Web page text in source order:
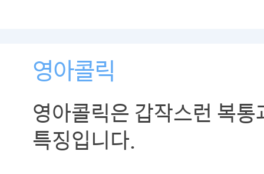
영아콜릭
영아콜릭은 갑작스런 복
특징입니다.